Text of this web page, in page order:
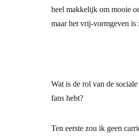
ontwerpen vrouwelijk
verschillende steken,
fans hebt?